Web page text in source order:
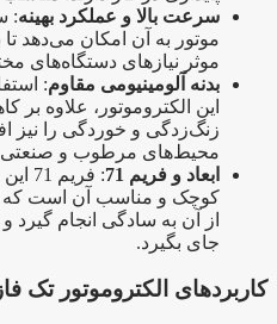
سرعت بالا و عملکرد بهینه
موتور به آن امکان می‌دهد تا
موثر نیازهای دستگاه‌های
بدنه آلومینیومی مقاوم:
این الکتروموتور، علاوه
زنگ‌زدگی و خوردگی را نیز
محیط‌های مرطوب و صنعتی
ابعاد و فریم 71
:
کوچک و مناسب آن است که
از آن به سادگی انجام گیرد
جای بگیرد.
کاربردهای الکتروموتور تک فاز 0/37 کیلووات موتوژن